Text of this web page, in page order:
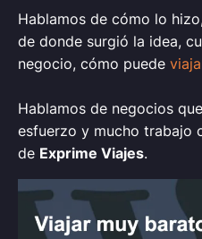
Hablamos de cómo lo
de donde surgió la idea,
negocio, cómo puede
Hablamos de negocios
esfuerzo y mucho trabajo
de Exprime Viajes.